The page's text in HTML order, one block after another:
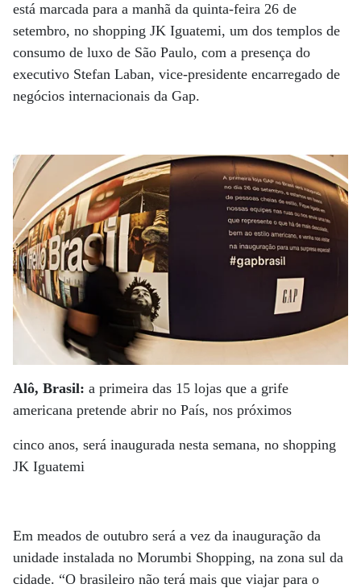
está marcada para a manhã da quinta-feira 26 de
setembro, no shopping JK Iguatemi, um dos templos de
consumo de luxo de São Paulo, com a presença do
executivo Stefan Laban, vice-presidente encarregado de
negócios internacionais da Gap.
Alô, Brasil: a primeira das 15 lojas que a grife
americana pretende abrir no País, nos próximos
cinco anos, será inaugurada nesta semana, no shopping
JK Iguatemi
Em meados de outubro será a vez da inauguração da
unidade instalada no Morumbi Shopping, na zona sul da
cidade. “O brasileiro não terá mais que viajar para o